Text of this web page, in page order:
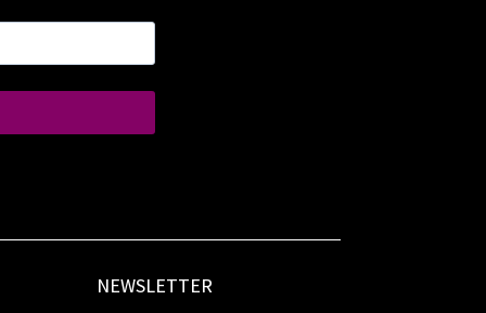
NEWSLETTER